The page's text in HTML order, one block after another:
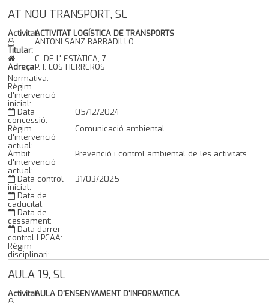
AT NOU TRANSPORT, SL
Activitat:ACTIVITAT LOGÍSTICA DE TRANSPORTS
Titular:
ANTONI SANZ BARBADILLO
Adreça:
C. DE L' ESTÀTICA, 7
P. I. LOS HERREROS
Normativa:
Règim
d'intervenció
inicial:
Data
concessió:
05/12/2024
Règim
d'intervenció
actual:
Comunicació ambiental
Àmbit
d'intervenció
actual:
Prevenció i control ambiental de les activitats
Data control
inicial:
31/03/2025
Data de
caducitat:
Data de
cessament:
Data darrer
control LPCAA:
Règim
disciplinari:
AULA 19, SL
Activitat:AULA D'ENSENYAMENT D'INFORMATICA